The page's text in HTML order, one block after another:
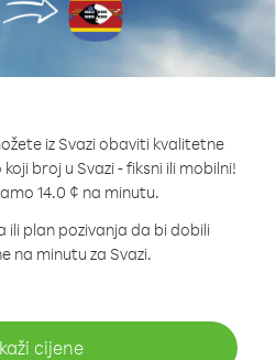
iz Svazi obaviti kvalitetne
koji broj u Svazi - fiksni ili mobilni!
14.0 ¢ na minutu.
ili plan pozivanja da bi dobili
na minutu za Svazi.
cijene